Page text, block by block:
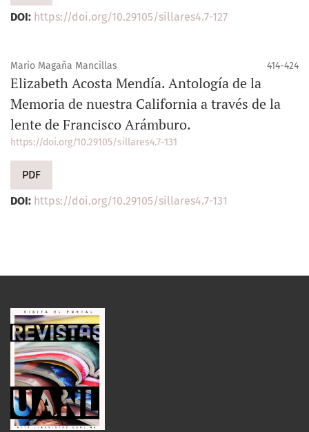
DOI: https://doi.org/10.29105/sillares4.7-127
Mario Magaña Mancillas 414-424
Elizabeth Acosta Mendía. Antología de la
Memoria de nuestra California a través de la
lente de Francisco Arámburo.
https://doi.org/10.29105/sillares4.7-131
PDF
DOI: https://doi.org/10.29105/sillares4.7-131